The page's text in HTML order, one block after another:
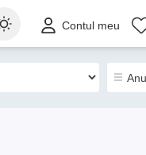
Contul meu